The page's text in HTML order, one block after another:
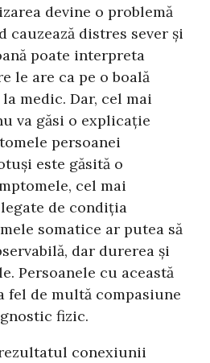
devine o problemă
cauzează distres sever și
poate interpreta
le are ca pe o boală
medic. Dar, cel mai
va găsi o explicație
persoanei
este găsită o
cel mai
de condiția
somatice ar putea să
dar durerea și
Persoanele cu această
fel de multă compasiune
fizic.
conexiunii